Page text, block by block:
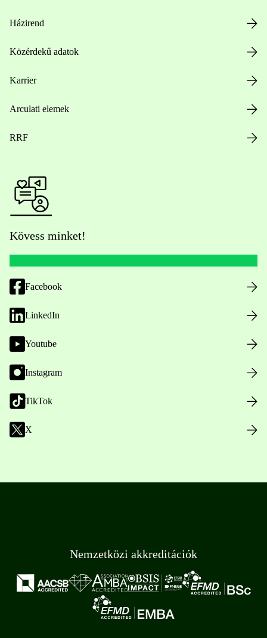
Házirend
Közérdekű adatok
Karrier
Arculati elemek
RRF
Kövess minket!
Facebook
LinkedIn
Youtube
Instagram
TikTok
X
Nemzetközi akkreditációk